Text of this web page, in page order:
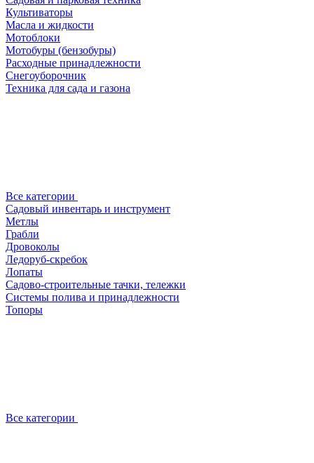
Культиваторы
Масла и жидкости
Мотоблоки
Мотобуры (бензобуры)
Расходные принадлежности
Снегоуборочник
Техника для сада и газона
Все категории
Садовый инвентарь и инструмент
Метлы
Грабли
Дровоколы
Ледоруб-скребок
Лопаты
Садово-строительные тачки, тележки
Системы полива и принадлежности
Топоры
Все категории